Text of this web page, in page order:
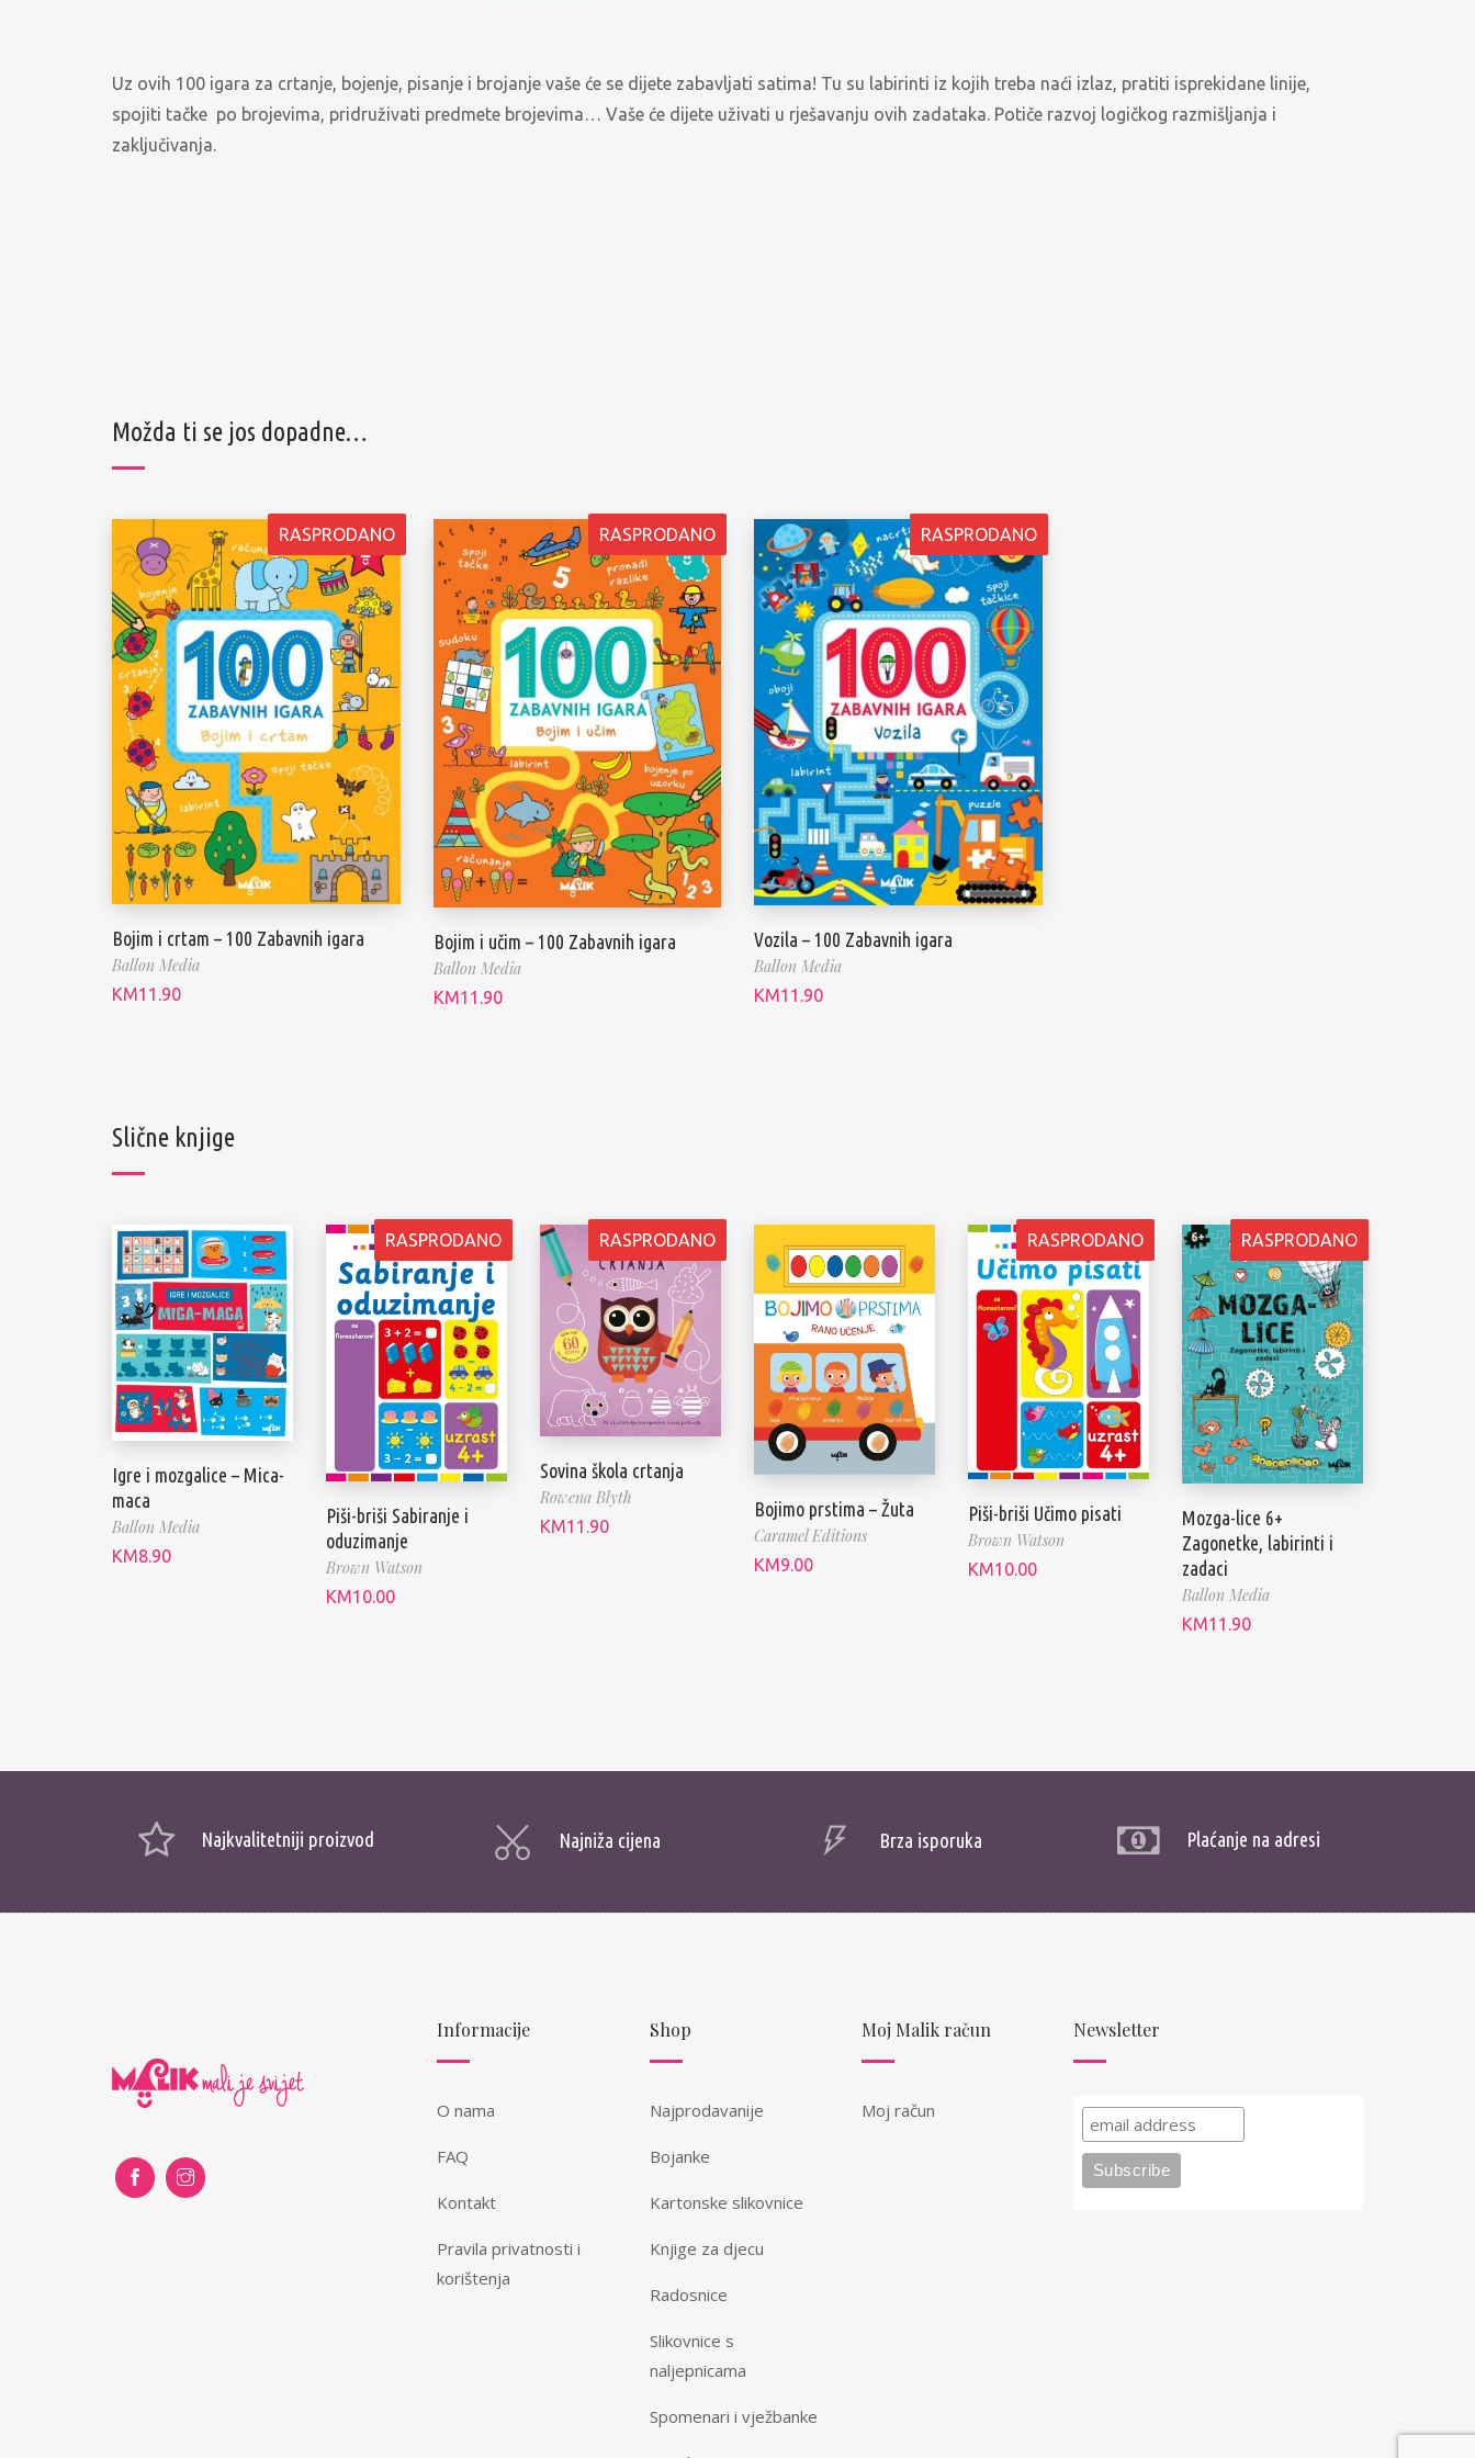
Uz ovih 100 igara za crtanje, bojenje, pisanje i brojanje vaše će se dijete zabavljati satima! Tu su labirinti iz kojih treba naći izlaz, pratiti isprekidane linije,
spojiti tačke po brojevima, pridruživati predmete brojevima… Vaše će dijete uživati u rješavanju ovih zadataka. Potiče razvoj logičkog razmišljanja i
zaključivanja.
Možda ti se jos dopadne…
RASPRODANO
Bojim i crtam – 100 Zabavnih igara
Ballon Media
KM11.90
RASPRODANO
Bojim i učim – 100 Zabavnih igara
Ballon Media
KM11.90
RASPRODANO
Vozila – 100 Zabavnih igara
Ballon Media
KM11.90
Slične knjige
Igre i mozgalice – Mica-
maca
Ballon Media
KM8.90
RASPRODANO
Piši-briši Sabiranje i
oduzimanje
Brown Watson
KM10.00
RASPRODANO
Sovina škola crtanja
Rowena Blyth
KM11.90
Bojimo prstima – Žuta
Caramel Editions
KM9.00
RASPRODANO
Piši-briši Učimo pisati
Brown Watson
KM10.00
RASPRODANO
Mozga-lice 6+
Zagonetke, labirinti i
zadaci
Ballon Media
KM11.90
Najkvalitetniji proizvod Najniža cijena Brza isporuka Plaćanje na adresi
Informacije
O nama
FAQ
Kontakt
Pravila privatnosti i
korištenja
Shop
Najprodavanije
Bojanke
Kartonske slikovnice
Knjige za djecu
Radosnice
Slikovnice s
naljepnicama
Spomenari i vježbanke
Moj Malik račun
Moj račun
Newsletter